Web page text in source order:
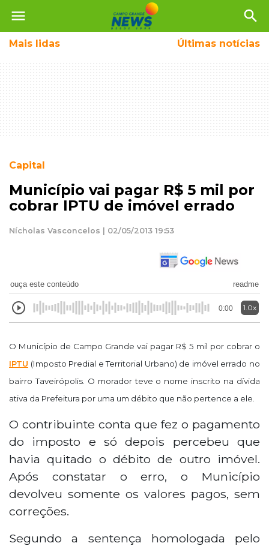
menu search
Mais lidas Últimas notícias
Capital
Município vai pagar R$ 5 mil por
cobrar IPTU de imóvel errado
Nícholas Vasconcelos | 02/05/2013 19:53
ouça este conteúdo readme
0:00 1.0x
O Município de Campo Grande vai pagar R$ 5 mil por cobrar o
IPTU (Imposto Predial e Territorial Urbano) de imóvel errado no
bairro Taveirópolis. O morador teve o nome inscrito na dívida
ativa da Prefeitura por uma um débito que não pertence a ele.
O contribuinte conta que fez o pagamento
do imposto e só depois percebeu que
havia quitado o débito de outro imóvel.
Após constatar o erro, o Município
devolveu somente os valores pagos, sem
correções.
Segundo a sentença homologada pelo